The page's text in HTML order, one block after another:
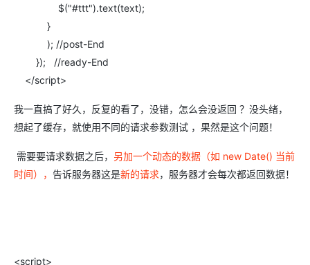
$("#ttt").text(text);
}
); //post-End
}); //ready-End
</script>
我一直搞了好久，反复的看了，没错，怎么会没返回 ？没头绪，
想起了缓存，就使用不同的请求参数测试 ，果然是这个问题！
需要要请求数据之后， 另加一个动态的数据（如 new Date() 当前
时间）， 告诉服务器这是新的请求，服务器才会每次都返回数据！
<script>